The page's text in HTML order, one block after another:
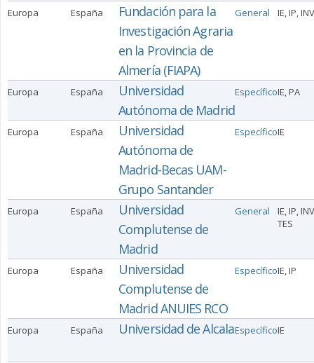
Europa España
Fundación para la
Investigación Agraria
en la Provincia de
Almería (FIAPA)
General IE, IP,
Europa España
Universidad
Autónoma de Madrid
EspecíficoIE, PA
Europa España
Universidad
Autónoma de
Madrid-Becas UAM-
Grupo Santander
EspecíficoIE
Europa España
Universidad
Complutense de
Madrid
General
IE, IP,
TES
Europa España
Universidad
Complutense de
Madrid ANUIES RCO
EspecíficoIE, IP
Europa España Universidad de AlcalaEspecíficoIE